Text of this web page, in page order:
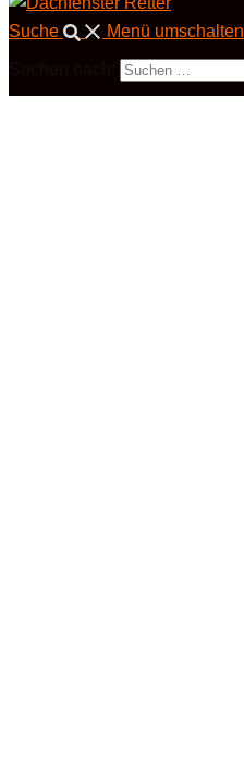
Suche Menü umschalten